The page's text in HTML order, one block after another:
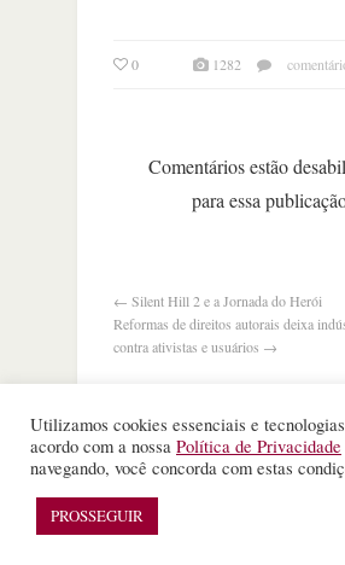
0 1282
Comentários estão
para essa
← Silent Hill 2 e a Jornada do Herói
Reformas de direitos autorais deixa
contra ativistas e usuários →
Nota Alta ESPM
. Todos os
WordPress Theme
Utilizamos cookies essenciais e
acordo com a nossa Política de Privacidade
navegando, você concorda com estas
PROSSEGUIR